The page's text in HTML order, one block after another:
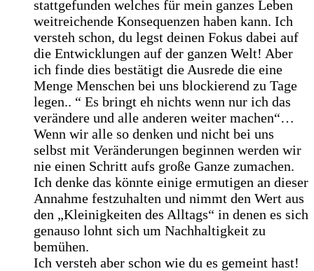
stattgefunden welches für mein ganzes Leben
weitreichende Konsequenzen haben kann. Ich
versteh schon, du legst deinen Fokus dabei auf
die Entwicklungen auf der ganzen Welt! Aber
ich finde dies bestätigt die Ausrede die eine
Menge Menschen bei uns blockierend zu Tage
legen.. “ Es bringt eh nichts wenn nur ich das
verändere und alle anderen weiter machen“…
Wenn wir alle so denken und nicht bei uns
selbst mit Veränderungen beginnen werden wir
nie einen Schritt aufs große Ganze zumachen.
Ich denke das könnte einige ermutigen an dieser
Annahme festzuhalten und nimmt den Wert aus
den „Kleinigkeiten des Alltags“ in denen es sich
genauso lohnt sich um Nachhaltigkeit zu
bemühen.
Ich versteh aber schon wie du es gemeint hast!